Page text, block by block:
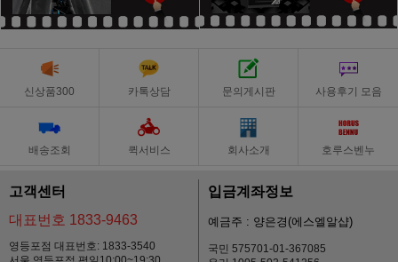
신상품300 카톡상담 문의게시판 사용후기 모음
배송조회 퀵서비스 회사소개 호루스벤누
고객센터
대표번호 1833-9463
영등포점 대표번호: 1833-3540
입금계좌정보
예금주 : 양은경(에스엘알샵)
국민 575701-01-367085